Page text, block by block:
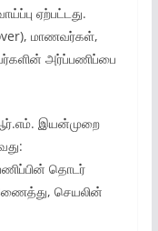
ஏற்பட்டது.
மாணவர்கள்,
அர்ப்பணிப்பை
இயன்முறை
தொடர்
செயலின்